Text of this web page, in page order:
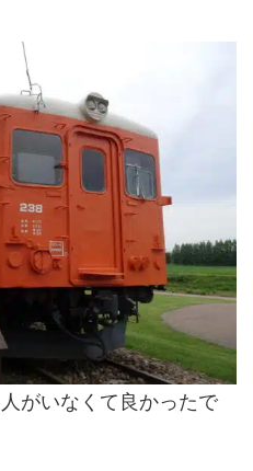
がいなくて良かったで